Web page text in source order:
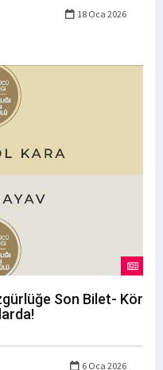
18 Oca 2026
Son Bilet- Kör
6 Oca 2026